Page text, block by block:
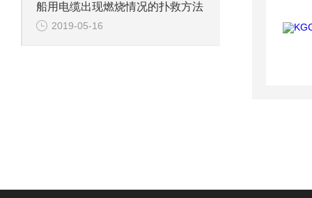
船用电缆出现燃烧情况的扑救方法
2019-05-16